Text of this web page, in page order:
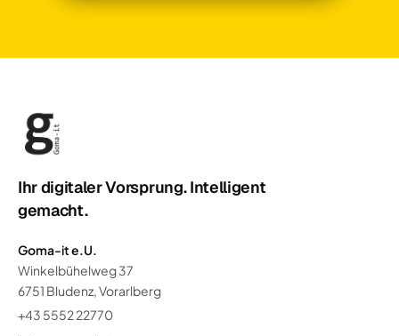
Ihr digitaler Vorsprung. Intelligent
gemacht.
Goma-it e.U.
Winkelbühelweg 37
6751 Bludenz, Vorarlberg
+43 5552 22770